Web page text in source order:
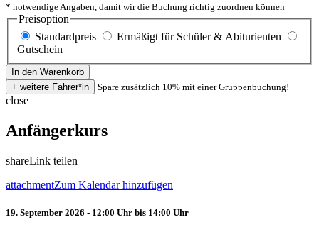
* notwendige Angaben, damit wir die Buchung richtig zuordnen können
Preisoption
Standardpreis
Ermäßigt für Schüler & Abiturienten
Gutschein
Spare zusätzlich 10% mit einer Gruppenbuchung!
close
Anfängerkurs
shareLink teilen
attachmentZum Kalendar hinzufügen
19. September 2026 - 12:00 Uhr bis 14:00 Uhr